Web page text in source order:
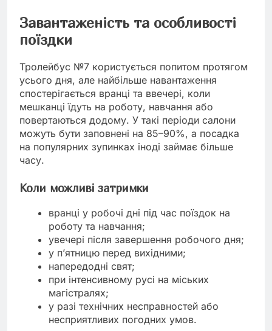
Завантаженість та особливості
поїздки
Тролейбус №7 користується попитом протягом
усього дня, але найбільше навантаження
спостерігається вранці та ввечері, коли
мешканці їдуть на роботу, навчання або
повертаються додому. У такі періоди салони
можуть бути заповнені на 85–90%, а посадка
на популярних зупинках іноді займає більше
часу.
Коли можливі затримки
вранці у робочі дні під час поїздок на
роботу та навчання;
увечері після завершення робочого дня;
у п’ятницю перед вихідними;
напередодні свят;
при інтенсивному русі на міських
магістралях;
у разі технічних несправностей або
несприятливих погодних умов.